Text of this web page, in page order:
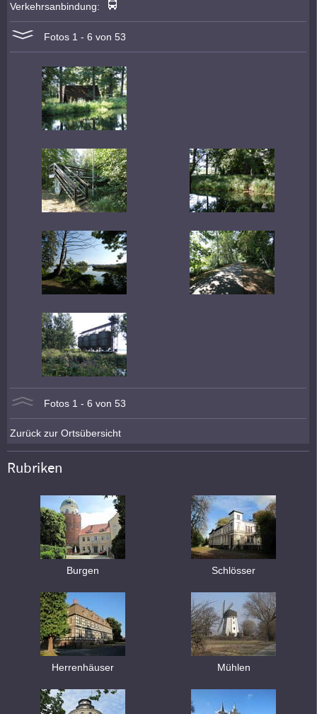
Verkehrsanbindung:
Fotos 1 - 6 von 53
Fotos 1 - 6 von 53
Zurück zur Ortsübersicht
Rubriken
Burgen Schlösser
Herrenhäuser Mühlen